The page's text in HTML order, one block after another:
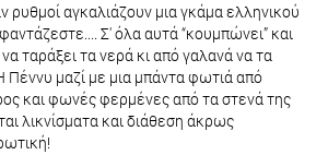
ρυθμοί αγκαλιάζουν μια γκάμα ελληνικού
Σ' όλα αυτά “κουμπώνει” και
να ταράξει τα νερά κι από γαλανά να τα
Πέννυ μαζί με μια μπάντα φωτιά από
και φωνές φερμένες από τα στενά της
λικνίσματα και διάθεση άκρως